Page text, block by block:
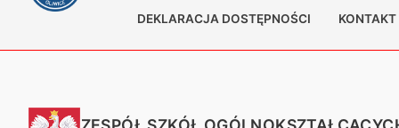
DEKLARACJA DOSTĘPNOŚCI KONTAKT